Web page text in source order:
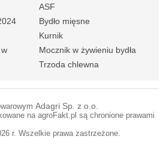
ASF
Bydło mięsne
Kurnik
Mocznik w żywieniu bydła
Trzoda chlewna
Adagri Sp. z o.o.
na agroFakt.pl są chronione prawami
r. Wszelkie prawa zastrzeżone.